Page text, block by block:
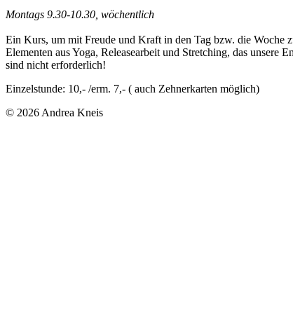
Montags 9.30-10.30, wöchentlich
Ein Kurs, um mit Freude und Kraft in den Tag bzw. die Woche
Elementen aus Yoga, Releasearbeit und Stretching, das
sind nicht erforderlich!
Einzelstunde: 10,- /erm. 7,- ( auch Zehnerkarten möglich)
© 2026 Andrea Kneis